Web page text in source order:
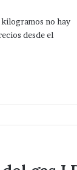
no hay
desde el